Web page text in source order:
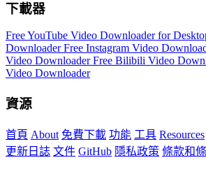
下載器
Free YouTube Video Downloader for
DownloaderFree Instagram Video
Video DownloaderFree Bilibili Video
Video Downloader
資源
首頁 About 免費下載 功能 工具 Resources
更新日誌 文件 GitHub 隱私政策 條款和